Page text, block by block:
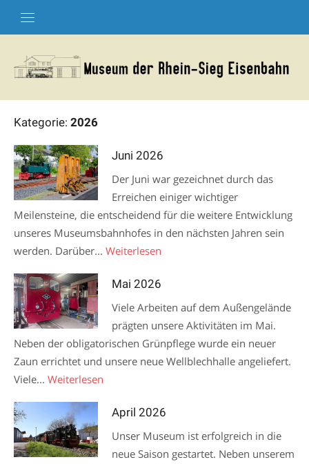
Kategorie: 2026
Juni 2026
Der Juni war gezeichnet durch das
Erreichen einiger wichtiger
Meilensteine, die entscheidend für die weitere Entwicklung
unseres Museumsbahnhofes in den nächsten Jahren sein
werden. Darüber... Weiterlesen
Mai 2026
Viele Arbeiten auf dem Außengelände
prägten unsere Aktivitäten im Mai.
Neben der obligatorischen Grünpflege wurde ein neuer
Zaun errichtet und unsere neue Wellblechhalle angeliefert.
Viele... Weiterlesen
April 2026
Unser Museum ist erfolgreich in die
neue Saison gestartet. Neben unserem